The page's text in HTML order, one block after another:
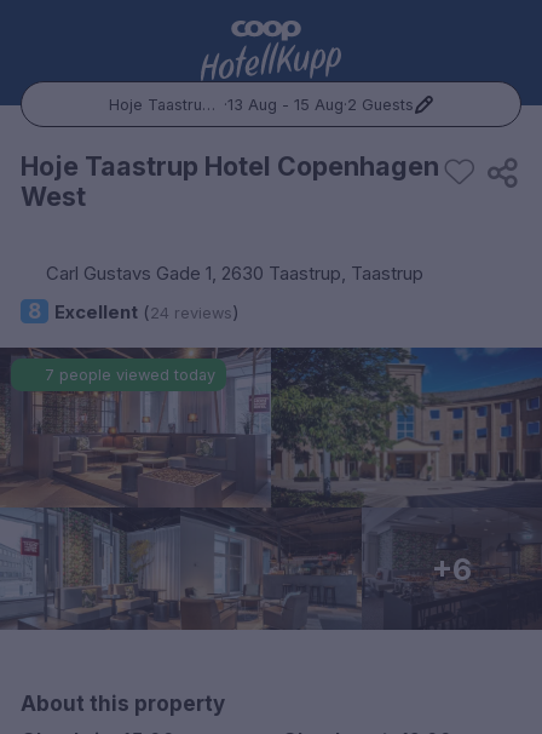
Hoje Taastrup Hotel Copenhagen West ·13 Aug - 15 Aug·2 Guests
Popular Destinations:
Hele Norge
Oslo
Bergen
Trondheim
Hele Sverige
Stockholm
Göteborg
Hele Danmark
Hoje Taastrup Hotel Copenhagen
West
Carl Gustavs Gade 1, 2630 Taastrup, Taastrup
8 Excellent(24 reviews)
7 people viewed today
+6
About this property